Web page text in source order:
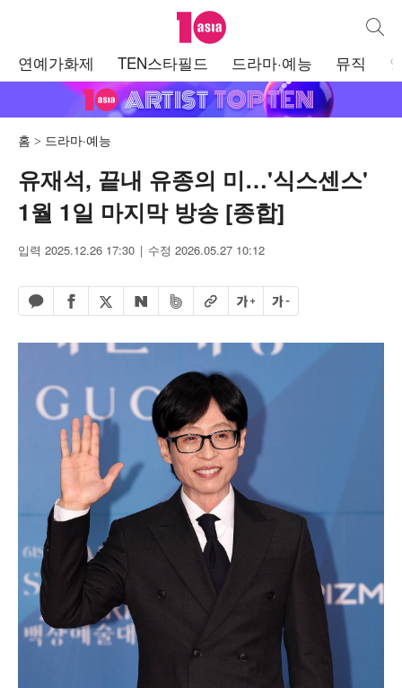
텐아시아 통합
연예가화제 TEN스타필드 드라마·예능 뮤직
홈 드라마·예능
유재석, 끝내 유종의 미…'식스센스'
1월 1일 마지막 방송 [종합]
입력 2025.12.26 17:30 수정 2026.05.27 10:12
카카오톡 공유하기
페이스북 공유하기
엑스 공유하기
네이버 공유하기
밴드 공유하기
URL복사글자 크게글자 작게